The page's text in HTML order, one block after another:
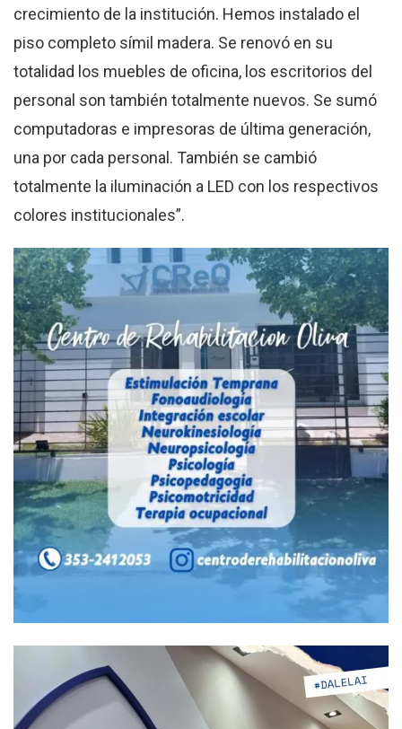
crecimiento de la institución. Hemos instalado el
piso completo símil madera. Se renovó en su
totalidad los muebles de oficina, los escritorios del
personal son también totalmente nuevos. Se sumó
computadoras e impresoras de última generación,
una por cada personal. También se cambió
totalmente la iluminación a LED con los respectivos
colores institucionales”.